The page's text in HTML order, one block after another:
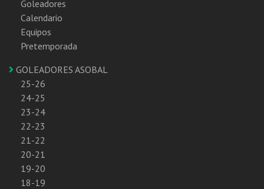
Goleadores
Calendario
Equipos
Pretemporada
GOLEADORES ASOBAL
25-26
24-25
23-24
22-23
21-22
20-21
19-20
18-19